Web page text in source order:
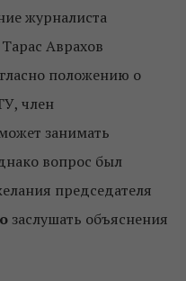
журналиста
Аврахов
положению о
член
занимать
вопрос был
председателя
заслушать объяснения